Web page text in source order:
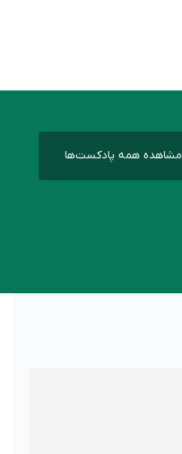
مشاهده همه پادکست‌ها